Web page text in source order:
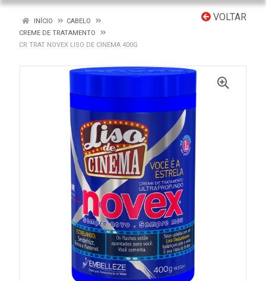
VOLTAR
INÍCIO
CABELO
CREME DE TRATAMENTO
CR TRAT NOVEX LISO DE CINEMA 400G